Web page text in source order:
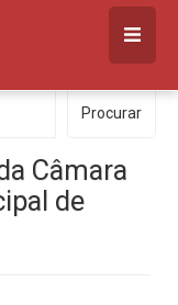
Procurar
Câmara
de